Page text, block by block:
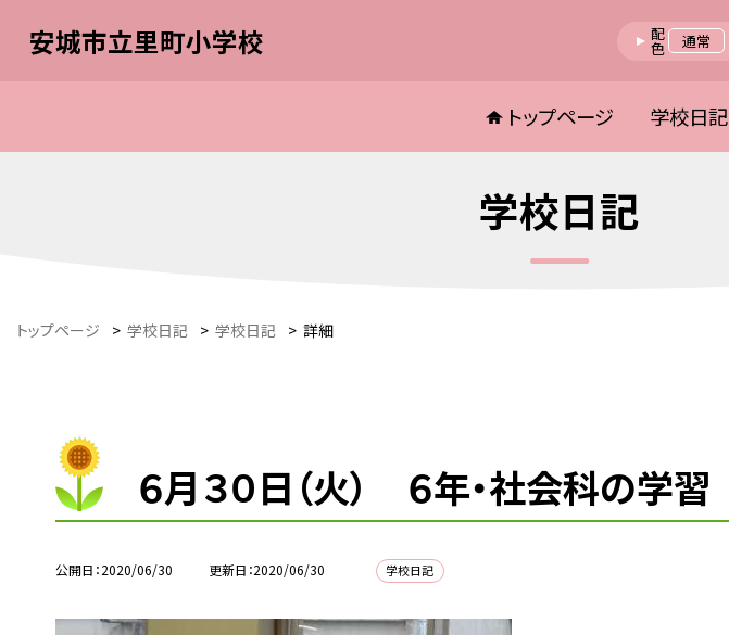
安城市立里町小学校 配色 通常
トップページ 学校日記
学校日記
トップページ > 学校日記 > 学校日記 > 詳細
６月３０日（火） ６年・社会科の学習
公開日 2020/06/30 更新日 2020/06/30 学校日記